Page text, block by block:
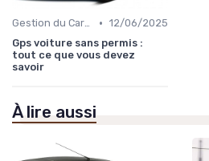
Gestion du Carburant et Entretien • 12/06/2025
Gps voiture sans permis :
tout ce que vous devez
savoir
À lire aussi